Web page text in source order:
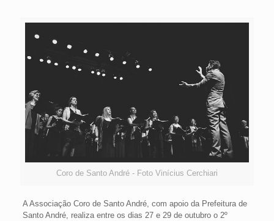
Coro de Santo André - Foto Vinícius Cerchiari
A Associação Coro de Santo André, com apoio da Prefeitura de
Santo André, realiza entre os dias 27 e 29 de outubro o 2º